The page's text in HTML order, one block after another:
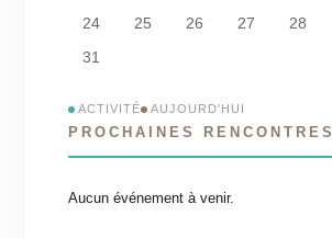
24
25 26 27 28
31
ACTIVITÉ AUJOURD'HUI
PROCHAINES RENCONTRES
Aucun événement à venir.